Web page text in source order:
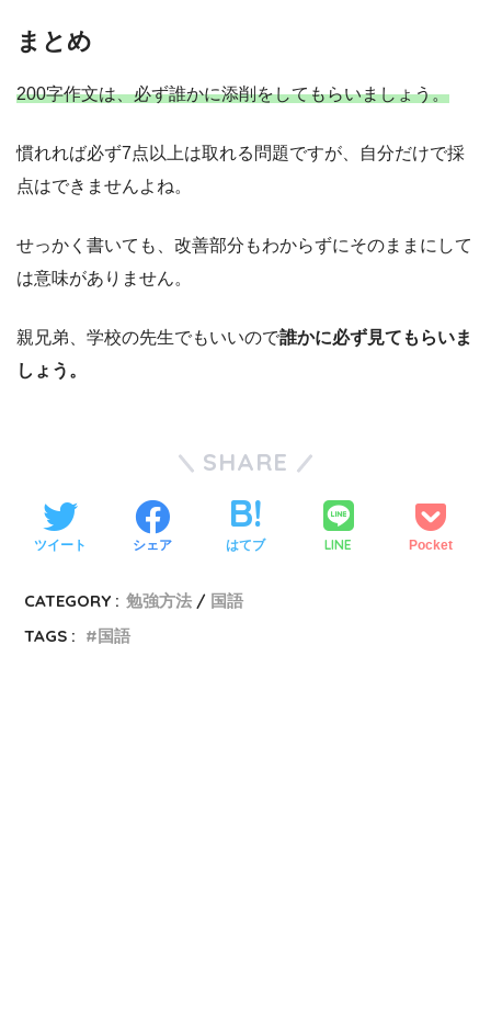
まとめ
200字作文は、必ず誰かに添削をしてもらいましょう。
慣れれば必ず7点以上は取れる問題ですが、自分だけで採
点はできませんよね。
せっかく書いても、改善部分もわからずにそのままにして
は意味がありません。
親兄弟、学校の先生でもいいので誰かに必ず見てもらいま
しょう。
SHARE
ツイート シェア はてブ LINE Pocket
CATEGORY : 勉強方法
国語
TAGS :
国語